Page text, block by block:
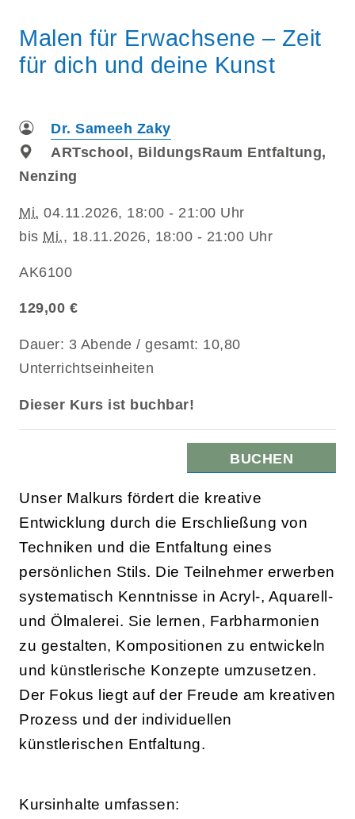
Malen für Erwachsene – Zeit
für dich und deine Kunst
Dr. Sameeh Zaky
ARTschool, BildungsRaum Entfaltung,
Nenzing
Mi. 04.11.2026, 18:00 - 21:00 Uhr
bis Mi., 18.11.2026, 18:00 - 21:00 Uhr
AK6100
129,00 €
Dauer: 3 Abende / gesamt: 10,80
Unterrichtseinheiten
Dieser Kurs ist buchbar!
BUCHEN
Unser Malkurs fördert die kreative
Entwicklung durch die Erschließung von
Techniken und die Entfaltung eines
persönlichen Stils. Die Teilnehmer erwerben
systematisch Kenntnisse in Acryl-, Aquarell-
und Ölmalerei. Sie lernen, Farbharmonien
zu gestalten, Kompositionen zu entwickeln
und künstlerische Konzepte umzusetzen.
Der Fokus liegt auf der Freude am kreativen
Prozess und der individuellen
künstlerischen Entfaltung.
Kursinhalte umfassen: